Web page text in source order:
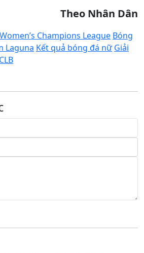
Theo Nhân Dân
Champions League Bóng
Laguna Kết quả bóng đá nữ Giải